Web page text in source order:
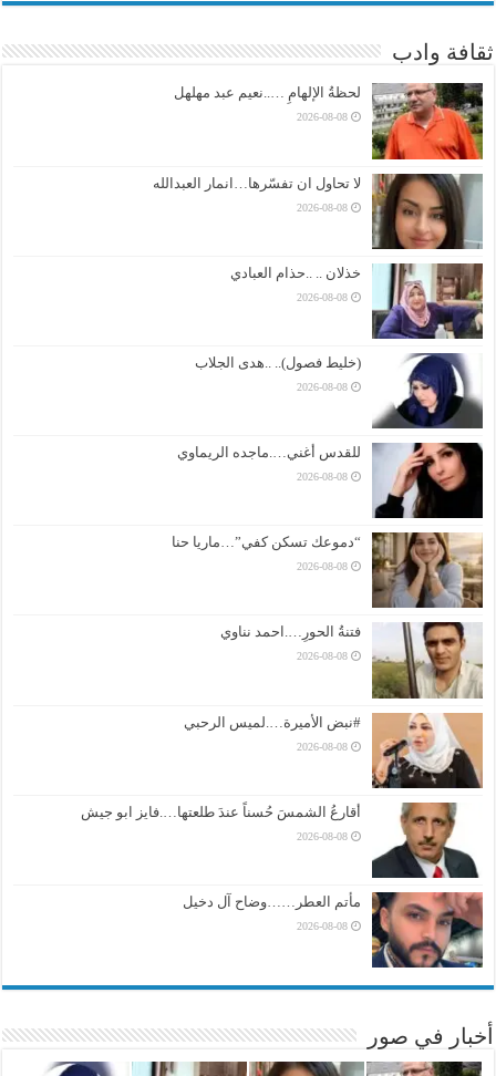
ثقافة وادب
لحظةُ الإلهامِ …..نعيم عبد مهلهل
2026-08-08
لا تحاول ان تفسّرها…انمار العبدالله
2026-08-08
خذلان .. ..حذام العبادي
2026-08-08
(خليط فصول).. ..هدى الجلاب
2026-08-08
للقدس أغني….ماجده الريماوي
2026-08-08
“دموعك تسكن كفي”…ماريا حنا
2026-08-08
فتنةُ الحورِ….احمد نناوي
2026-08-08
#نبض الأميرة….لميس الرحبي
2026-08-08
أقارعُ الشمسَ حُسناً عندَ طلعتها….فايز ابو جيش
2026-08-08
مأتم العطر……وضاح آل دخيل
2026-08-08
أخبار في صور